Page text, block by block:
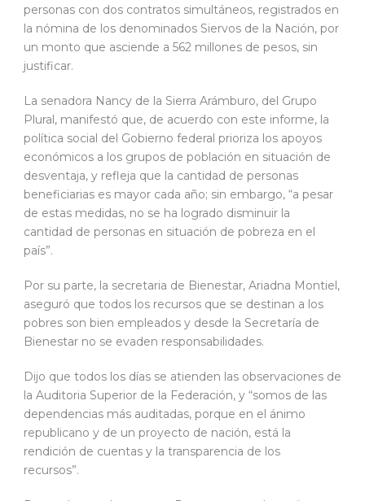
personas con dos contratos simultáneos, registrados en
la nómina de los denominados Siervos de la Nación, por
un monto que asciende a 562 millones de pesos, sin
justificar.
La senadora Nancy de la Sierra Arámburo, del Grupo
Plural, manifestó que, de acuerdo con este informe, la
política social del Gobierno federal prioriza los apoyos
económicos a los grupos de población en situación de
desventaja, y refleja que la cantidad de personas
beneficiarias es mayor cada año; sin embargo, “a pesar
de estas medidas, no se ha logrado disminuir la
cantidad de personas en situación de pobreza en el
país”.
Por su parte, la secretaria de Bienestar, Ariadna Montiel,
aseguró que todos los recursos que se destinan a los
pobres son bien empleados y desde la Secretaría de
Bienestar no se evaden responsabilidades.
Dijo que todos los días se atienden las observaciones de
la Auditoria Superior de la Federación, y “somos de las
dependencias más auditadas, porque en el ánimo
republicano y de un proyecto de nación, está la
rendición de cuentas y la transparencia de los
recursos”.